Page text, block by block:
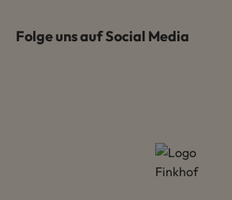
Folge uns auf Social Media